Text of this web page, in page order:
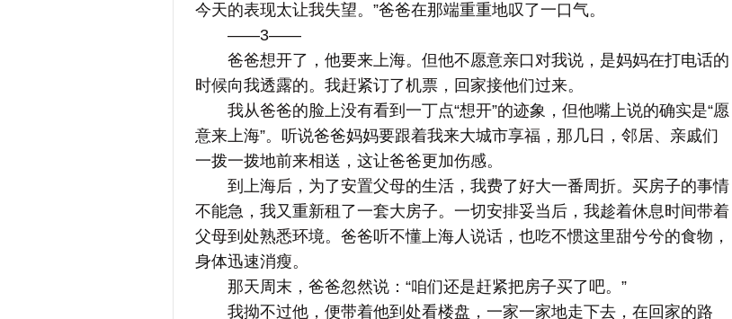
今天的表现太让我失望。”爸爸在那端重重地叹了一口气。
——3——
爸爸想开了，他要来上海。但他不愿意亲口对我说，是妈妈在打电话的
时候向我透露的。我赶紧订了机票，回家接他们过来。
我从爸爸的脸上没有看到一丁点“想开”的迹象，但他嘴上说的确实是“愿
意来上海”。听说爸爸妈妈要跟着我来大城市享福，那几日，邻居、亲戚们
一拨一拨地前来相送，这让爸爸更加伤感。
到上海后，为了安置父母的生活，我费了好大一番周折。买房子的事情
不能急，我又重新租了一套大房子。一切安排妥当后，我趁着休息时间带着
父母到处熟悉环境。爸爸听不懂上海人说话，也吃不惯这里甜兮兮的食物，
身体迅速消瘦。
那天周末，爸爸忽然说：“咱们还是赶紧把房子买了吧。”
我拗不过他，便带着他到处看楼盘，一家一家地走下去，在回家的路